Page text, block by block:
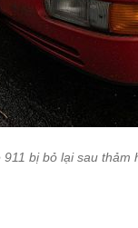
911 bị bỏ lại sau thảm